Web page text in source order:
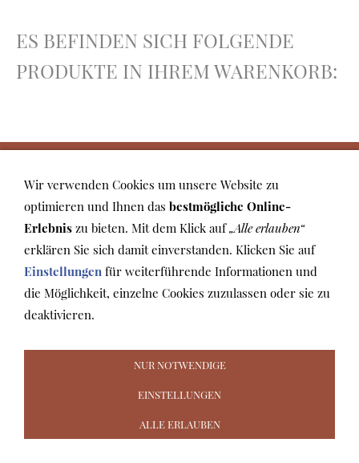
ES BEFINDEN SICH FOLGENDE
PRODUKTE IN IHREM WARENKORB:
DATENSCHUTZ
IMPRESSUM
Wir verwenden Cookies um unsere Website zu
optimieren und Ihnen das bestmögliche Online-
Erlebnis zu bieten. Mit dem Klick auf„Alle erlauben“
erklären Sie sich damit einverstanden. Klicken Sie auf
Einstellungen für weiterführende Informationen und
die Möglichkeit, einzelne Cookies zuzulassen oder sie zu
deaktivieren.
NUR NOTWENDIGE
EINSTELLUNGEN
ALLE ERLAUBEN